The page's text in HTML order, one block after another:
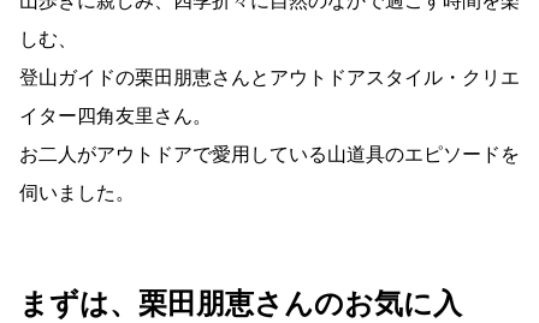
しむ、
登山ガイドの栗田朋恵さんとアウトドアスタイル・クリエ
イター四角友里さん。
お二人がアウトドアで愛用している山道具のエピソードを
伺いました。
まずは、栗田朋恵さんのお気に入